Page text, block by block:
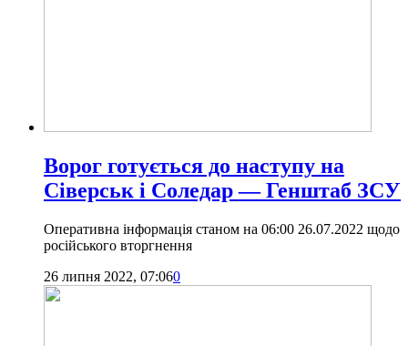
Ворог готується до наступу на
Сіверськ і Соледар — Генштаб ЗСУ
Оперативна інформація станом на 06:00 26.07.2022 щодо
російського вторгнення
26 липня 2022, 07:060